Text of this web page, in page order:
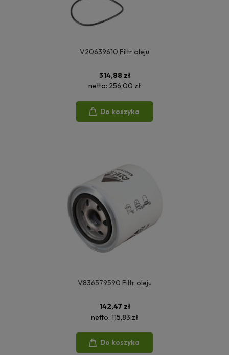
V20639610 Filtr oleju
314,88 zł
netto: 256,00 zł
Do koszyka
V836579590 Filtr oleju
142,47 zł
netto: 115,83 zł
Do koszyka